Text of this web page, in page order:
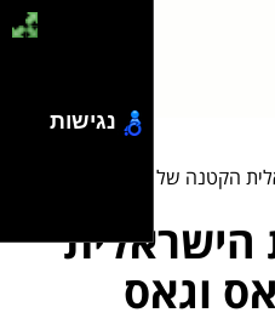
הקטנה של לאס וגאס
הישראלית
וגאס
נגישות